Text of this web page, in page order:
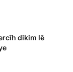
dikim lê